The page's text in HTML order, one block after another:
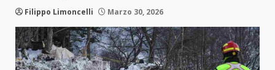
Filippo Limoncelli Marzo 30, 2026